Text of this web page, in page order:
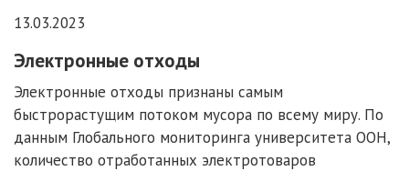
13.03.2023
Электронные отходы
Электронные отходы признаны самым
быстрорастущим потоком мусора по всему миру. По
данным Глобального мониторинга университета ООН,
количество отработанных электротоваров